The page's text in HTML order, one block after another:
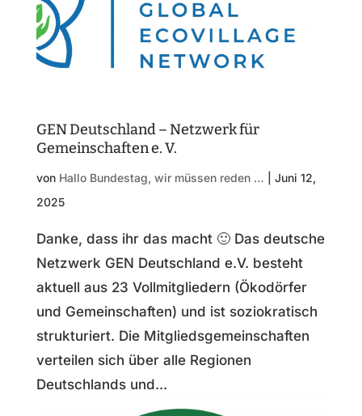
GEN Deutschland – Netzwerk für
Gemeinschaften e. V.
von Hallo Bundestag, wir müssen reden …
Juni 12,
2025
Danke, dass ihr das macht 🙂 Das deutsche
Netzwerk GEN Deutschland e.V. besteht
aktuell aus 23 Vollmitgliedern (Ökodörfer
und Gemeinschaften) und ist soziokratisch
strukturiert. Die Mitgliedsgemeinschaften
verteilen sich über alle Regionen
Deutschlands und...